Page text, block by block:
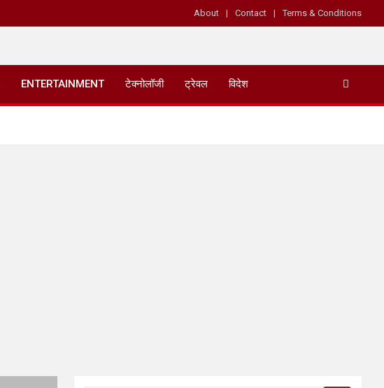
About Contact Terms & Conditions
ENTERTAINMENT टेक्नोलॉजी ट्रेवल विदेश